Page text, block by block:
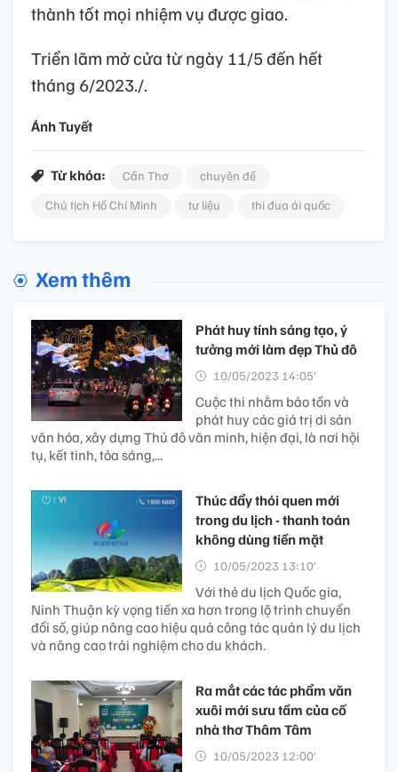
thành tốt mọi nhiệm vụ được giao.
Triển lãm mở cửa từ ngày 11/5 đến hết
tháng 6/2023./.
Ánh Tuyết
Từ khóa: Cần Thơ
chuyên đề
Chủ tịch Hồ Chí Minh
tư liệu thi đua ái quốc
Xem thêm
Phát huy tính sáng tạo, ý
tưởng mới làm đẹp Thủ đô
10/05/2023 14:05’
Cuộc thi nhằm bảo tồn và
phát huy các giá trị di sản
văn hóa, xây dựng Thủ đô văn minh, hiện đại, là nơi hội
tụ, kết tinh, tỏa sáng,...
Thúc đẩy thói quen mới
trong du lịch - thanh toán
không dùng tiền mặt
10/05/2023 13:10’
Với thẻ du lịch Quốc gia,
Ninh Thuận kỳ vọng tiến xa hơn trong lộ trình chuyển
đổi số, giúp nâng cao hiệu quả công tác quản lý du lịch
và nâng cao trải nghiệm cho du khách.
Ra mắt các tác phẩm văn
xuôi mới sưu tầm của cố
nhà thơ Thâm Tâm
10/05/2023 12:00’